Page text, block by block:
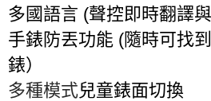
多國語言 (聲控即時翻譯
手錶防丟功能 (隨時可找
錶）
多種模式兒童錶面切換